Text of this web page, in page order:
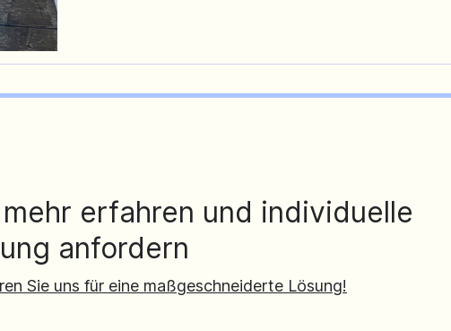
erfahren und individuelle
anfordern
Sie uns für eine maßgeschneiderte Lösung!